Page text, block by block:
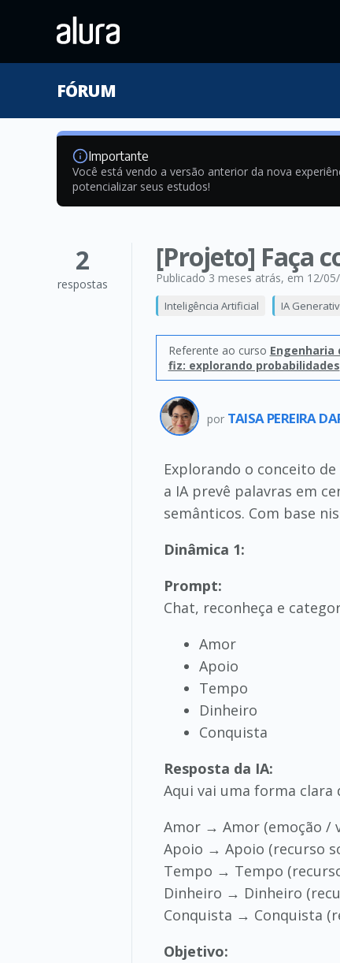
FÓRUM
Importante
Você está vendo a versão anterior da nova
potencializar seus estudos!
2
respostas
[Projeto] Faça
Publicado 3 meses atrás, em 12/
Inteligência Artificial IA
Referente ao curso Engenharia
fiz: explorando probabilidades
por TAISA PEREIRA
Explorando o conceito
a IA prevê palavras em
semânticos. Com base
Dinâmica 1:
Prompt:
Chat, reconheça e
Amor
Apoio
Tempo
Dinheiro
Conquista
Resposta da IA:
Aqui vai uma forma clara
Amor → Amor (emoção /
Apoio → Apoio (recurso
Tempo → Tempo
Dinheiro → Dinheiro
Conquista → Conquista
Objetivo: